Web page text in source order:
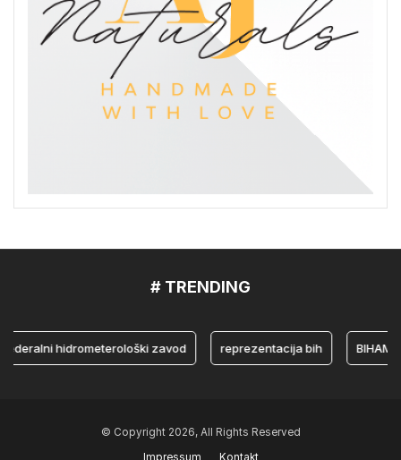
# TRENDING
hidrometerološki zavod reprezentacija bih BIHAMK
© Copyright 2026, All Rights Reserved
Impressum
Kontakt